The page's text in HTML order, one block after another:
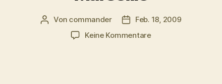
Beitragsautor
Von commander Veröffentlichungsdatum
Feb. 18, 2009
Keine Kommentarezu